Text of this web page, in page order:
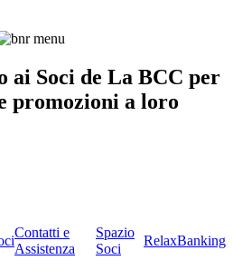
ai Soci de La BCC per
promozioni a loro
Contatti e
Assistenza
Spazio
Soci
RelaxBanking